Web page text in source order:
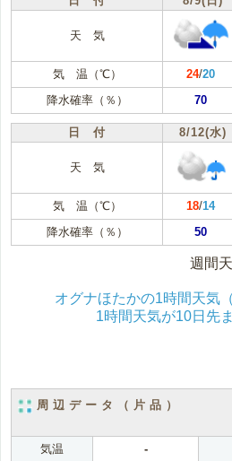
天 気
気 温（℃） 24/20
降水確率（％）
70
日 付 8/12(水)
天 気
気 温（℃） 18/14
降水確率（％）
50
週間
オグナほたかの1時間天気
1時間天気が10日先
周辺データ（片品）
気温 -